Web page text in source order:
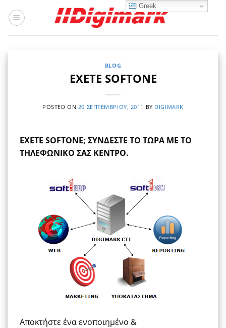
στο
BLOG
EXETE SOFTONE
POSTED ON 20 ΣΕΠΤΕΜΒΡΊΟΥ, 2011 BY DIGIMARK
ΕΧΕΤΕ SOFTONE; ΣΥΝΔΕΣΤΕ ΤΟ ΤΩΡΑ ΜΕ ΤΟ
ΤΗΛΕΦΩΝΙΚΟ ΣΑΣ ΚΕΝΤΡΟ.
Αποκτήστε ένα ενοποιημένο &
Greek